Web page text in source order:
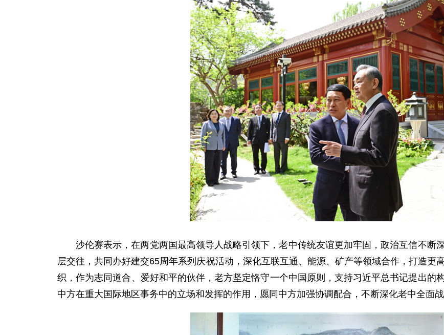
沙伦赛表示，在两党两国最高领导人战略引领下，老中传统友谊更加牢固，政治互信不断
层交往，共同办好建交65周年系列庆祝活动，深化互联互通、能源、矿产等领域合作，打造更
织，作为志同道合、爱好和平的伙伴，老方坚定恪守一个中国原则，支持习近平总书记提出的
中方在重大国际地区事务中的立场和发挥的作用，愿同中方加强协调配合，不断深化老中全面战